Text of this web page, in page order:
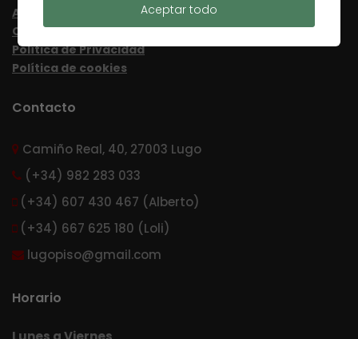
Aviso Legal
Condiciones de uso
Política de Privacidad
Política de cookies
Contacto
Camiño Real, 40, 27003 Lugo
(+34) 982 283 033
(+34) 607 430 467 (Alberto)
(+34) 667 625 180 (Loli)
lugopiso@gmail.com
Horario
Aceptar todo